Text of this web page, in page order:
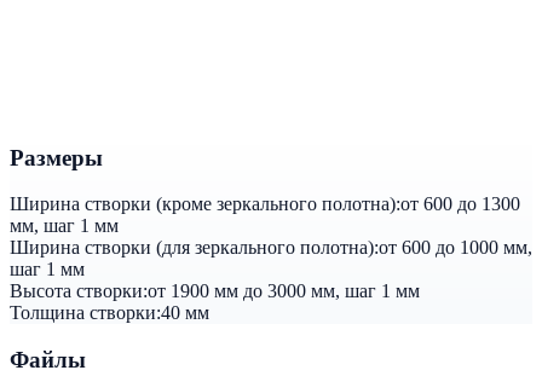
Размеры
Ширина створки (кроме зеркального полотна):от 600 до 1300
мм, шаг 1 мм
Ширина створки (для зеркального полотна):от 600 до 1000 мм,
шаг 1 мм
Высота створки:от 1900 мм до 3000 мм, шаг 1 мм
Толщина створки:40 мм
Файлы